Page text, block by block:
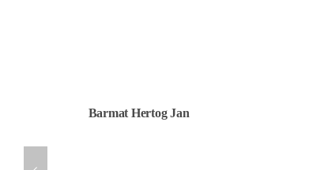
Barmat Hertog Jan